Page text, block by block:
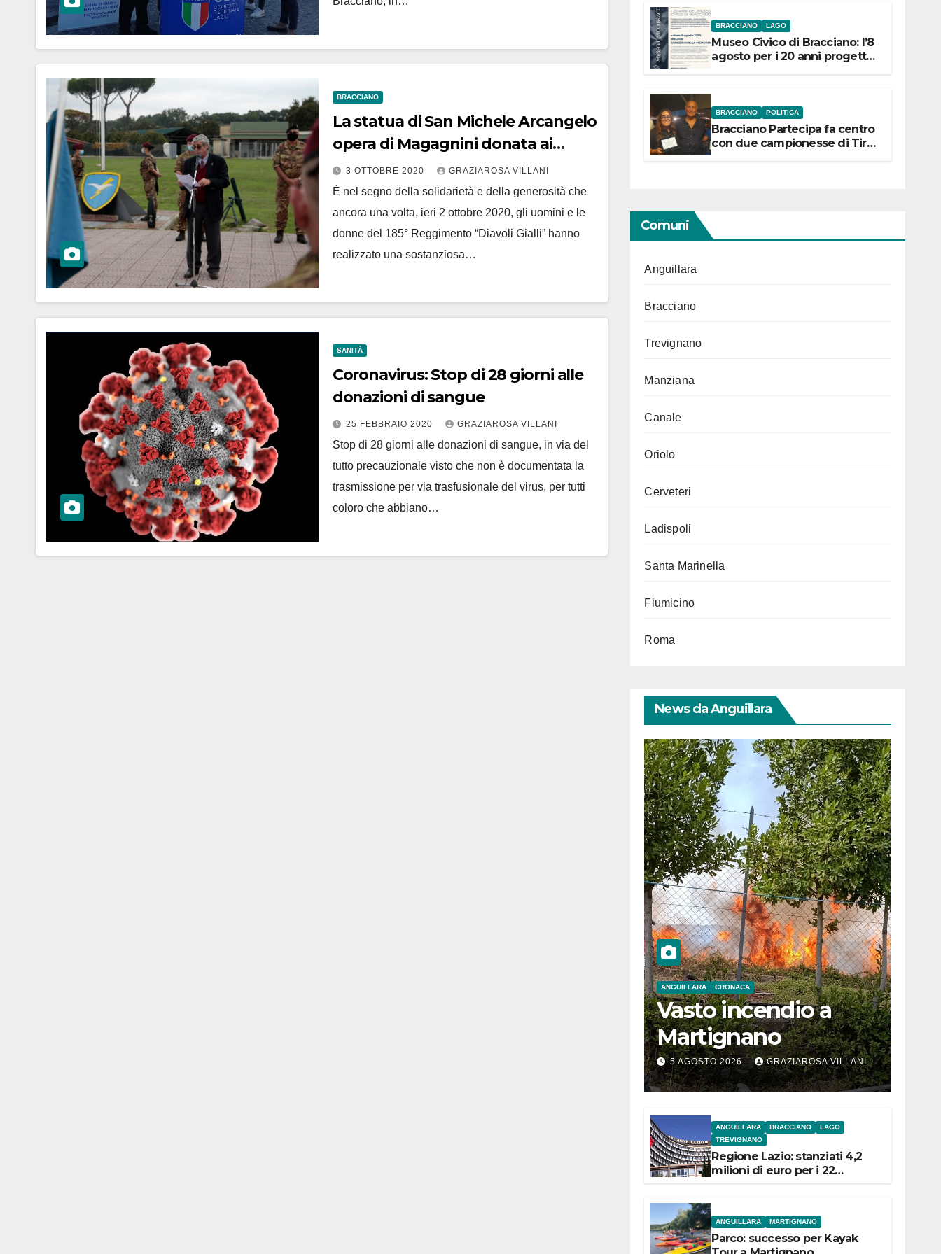
BRACCIANO
La statua di San Michele Arcangelo
opera di Magagnini donata ai
Diavoli Gialli per ringraziamento
donazione sangue
3 OTTOBRE 2020 GRAZIAROSA VILLANI
È nel segno della solidarietà e della generosità che
ancora una volta, ieri 2 ottobre 2020, gli uomini e le
donne del 185° Reggimento “Diavoli Gialli” hanno
realizzato una sostanziosa…
SANITÀ
Coronavirus: Stop di 28 giorni alle
donazioni di sangue
25 FEBBRAIO 2020 GRAZIAROSA VILLANI
Stop di 28 giorni alle donazioni di sangue, in via del
tutto precauzionale visto che non è documentata la
trasmissione per via trasfusionale del virus, per tutti
coloro che abbiano…
BRACCIANO LAGO
Museo Civico di Bracciano: l’8
agosto per i 20 anni progetto
BRACCIANO POLITICA
Bracciano Partecipa fa centro
con due campionesse di Tiro
Comuni
Anguillara
Bracciano
Trevignano
Manziana
Canale
Oriolo
Cerveteri
Ladispoli
Santa Marinella
Fiumicino
Roma
News da Anguillara
ANGUILLARA CRONACA
Vasto incendio a
Martignano
5 AGOSTO 2026 GRAZIAROSA VILLANI
ANGUILLARA BRACCIANO
LAGO
TREVIGNANO
Regione Lazio: stanziati 4,2
milioni di euro per i 22
ANGUILLARA MARTIGNANO
Parco: successo per Kayak